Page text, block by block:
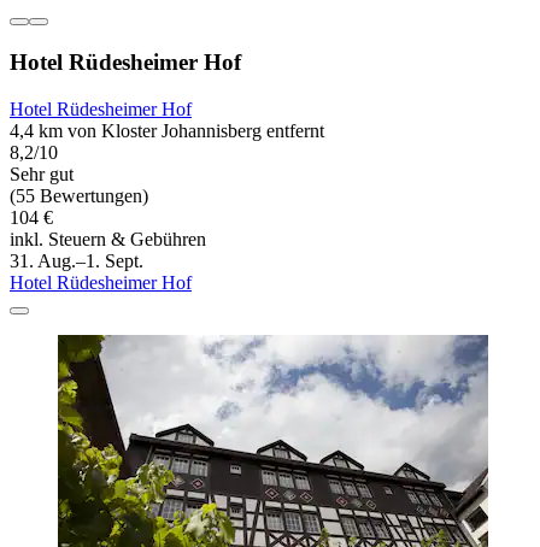
Hotel Rüdesheimer Hof
Hotel Rüdesheimer Hof
4,4 km von Kloster Johannisberg entfernt
8,2/10
Sehr gut
(55 Bewertungen)
104 €
inkl. Steuern & Gebühren
31. Aug.–1. Sept.
Hotel Rüdesheimer Hof